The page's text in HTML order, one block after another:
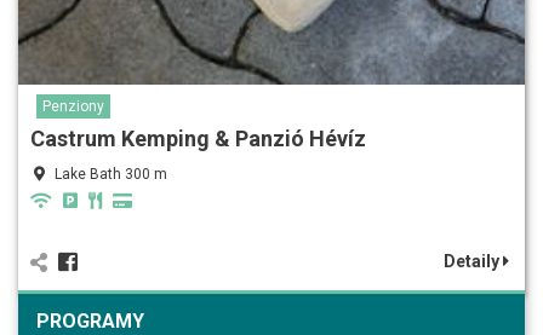
Penziony
Castrum Kemping & Panzió Hévíz
Lake Bath 300 m
Detaily
PROGRAMY